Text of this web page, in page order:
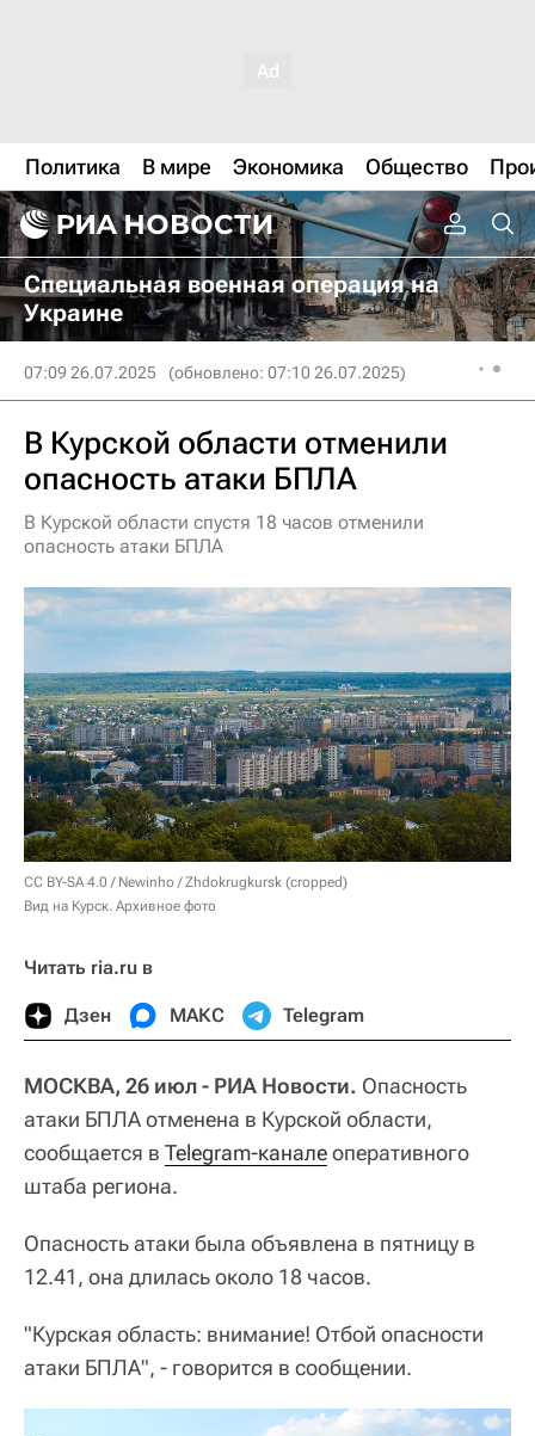
Политика В мире Экономика Общество
Специальная военная операция на
Украине
07:09 26.07.2025 (обновлено: 07:10 26.07.2025)
В Курской области отменили
опасность атаки БПЛА
В Курской области спустя 18 часов отменили
опасность атаки БПЛА
CC BY-SA 4.0 / Newinho /Zhdokrugkursk (cropped)
Вид на Курск. Архивное фото
Читать ria.ru в
Дзен МАКС Telegram
МОСКВА, 26 июл - РИА Новости. Опасность
атаки БПЛА отменена в Курской области,
сообщается в Telegram-каналеоперативного
штаба региона.
Опасность атаки была объявлена в пятницу в
12.41, она длилась около 18 часов.
"Курская область: внимание! Отбой опасности
атаки БПЛА", - говорится в сообщении.